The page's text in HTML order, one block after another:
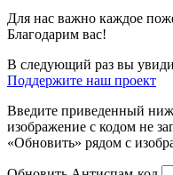
Для нас важно каждое
Благодарим вас!
В следующий раз вы
Поддержите наш проект
Введите приведенный
изображение с кодом не
«Обновить» рядом с